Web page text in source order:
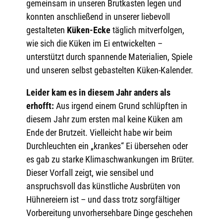
gemeinsam in unseren Brutkasten legen und
konnten anschließend in unserer liebevoll
gestalteten Küken-Ecketäglich mitverfolgen,
wie sich die Küken im Ei entwickelten –
unterstützt durch spannende Materialien, Spiele
und unseren selbst gebastelten Küken-Kalender.
Leider kam es in diesem Jahr anders als
erhofft: Aus irgend einem Grund schlüpften in
diesem Jahr zum ersten mal keine Küken am
Ende der Brutzeit. Vielleicht habe wir beim
Durchleuchten ein „krankes“ Ei übersehen oder
es gab zu starke Klimaschwankungen im Brüter.
Dieser Vorfall zeigt, wie sensibel und
anspruchsvoll das künstliche Ausbrüten von
Hühnereiern ist – und dass trotz sorgfältiger
Vorbereitung unvorhersehbare Dinge geschehen